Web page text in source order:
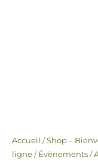
Accueil /Shop –
ligne/ Évènements/